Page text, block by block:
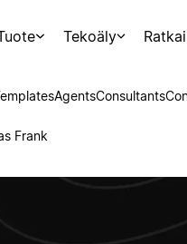
Tekoäly
AgentsConsultants
Frank